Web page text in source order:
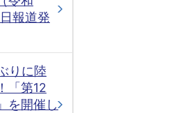
報道発
りに陸
「第12
を開催し